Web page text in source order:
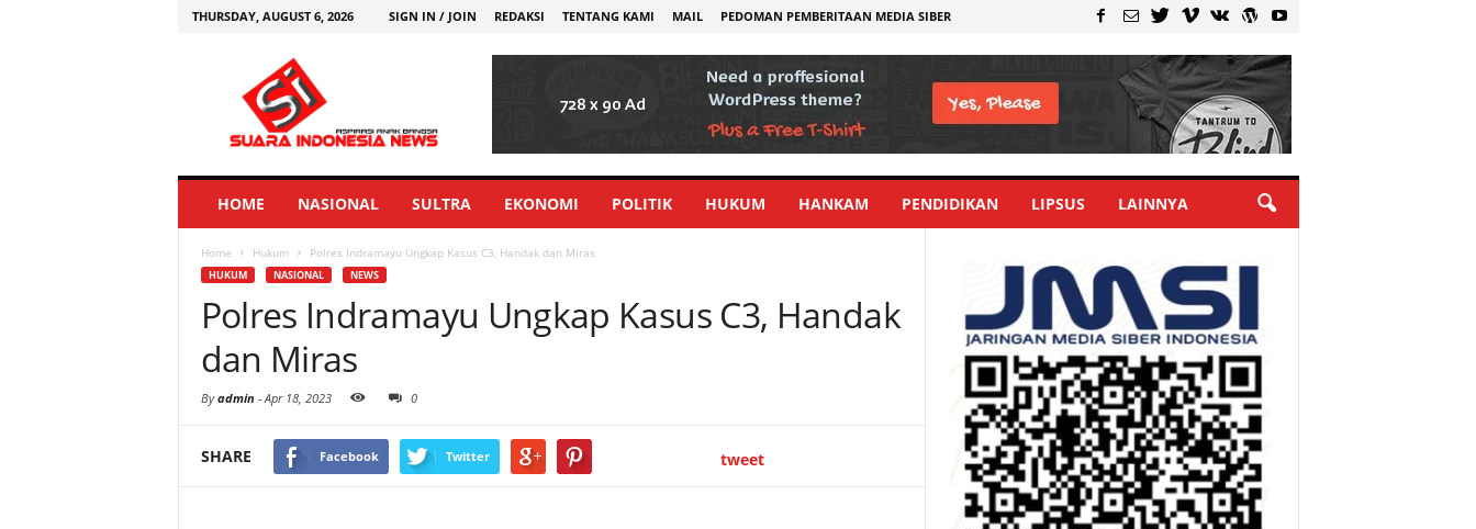
THURSDAY, AUGUST 6, 2026 SIGN IN / JOIN REDAKSI TENTANG KAMI MAIL PEDOMAN PEMBERITAAN MEDIA SIBER
HOME NASIONAL SULTRA EKONOMI POLITIK HUKUM HANKAM PENDIDIKAN LIPSUS LAINNYA
Home Hukum Polres Indramayu Ungkap Kasus C3, Handak dan Miras
HUKUM NASIONAL NEWS
Polres Indramayu Ungkap Kasus C3, Handak
dan Miras
Byadmin - Apr 18, 2023 0
SHARE Facebook Twitter tweet